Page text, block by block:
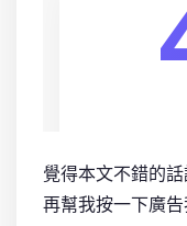
覺得本文不錯的
再幫我按一下廣告